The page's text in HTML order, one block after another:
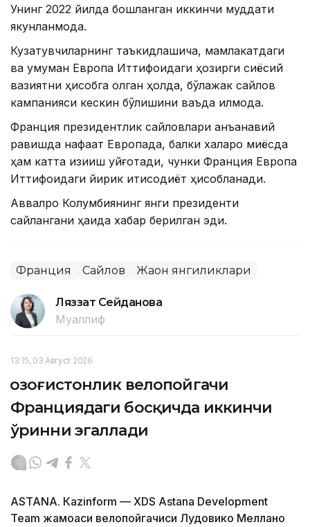
Унинг 2022 йилда бошланган иккинчи муддати
якунланмоқда.
Кузатувчиларнинг таъкидлашича, мамлакатдаги
ва умуман Европа Иттифоқидаги ҳозирги сиёсий
вазиятни ҳисобга олган ҳолда, бўлажак сайлов
кампанияси кескин бўлишини ваъда қилмоқда.
Франция президентлик сайловлари анъанавий
равишда нафақат Европада, балки халқаро миқёсда
ҳам катта қизиқиш уйғотади, чунки Франция Европа
Иттифоқидаги йирик иқтисодиёт ҳисобланади.
Аввалроқ Колумбиянинг янги президенти
сайлангани ҳақида хабар берилган эди.
Франция Сайлов Жаҳон янгиликлари
Ляззат Сейданова
Муаллиф
13:15, 03 Август 2026
Қозоғистонлик велопойгачи
Франциядаги босқичда иккинчи
ўринни эгаллади
ASTANА. Кazinform — XDS Astana Development
Team жамоаси велопойгачиси Лудовико Меллано